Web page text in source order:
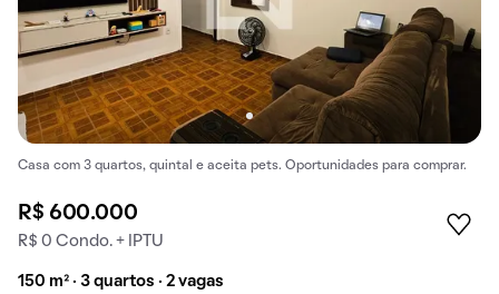
Casa com 3 quartos, quintal e aceita pets. Oportunidades para comprar.
R$ 600.000
R$ 0 Condo. + IPTU
150 m² · 3 quartos · 2 vagas